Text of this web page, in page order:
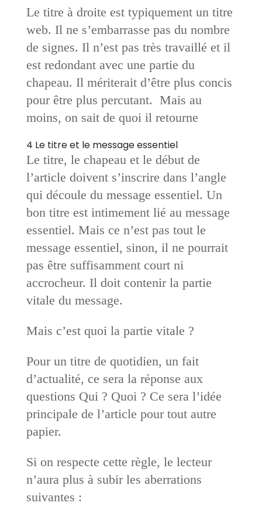
Le titre à droite est typiquement un titre
web. Il ne s’embarrasse pas du nombre
de signes. Il n’est pas très travaillé et il
est redondant avec une partie du
chapeau. Il mériterait d’être plus concis
pour être plus percutant. Mais au
moins, on sait de quoi il retourne
4 Le titre et le message essentiel
Le titre, le chapeau et le début de
l’article doivent s’inscrire dans l’angle
qui ­découle du message essentiel. Un
bon titre est intimement lié au message
essentiel. Mais ce n’est pas tout le
message essentiel, sinon, il ne pourrait
pas être suffisamment court ni
accrocheur. Il doit contenir la partie
vitale du message.
Mais c’est quoi la partie vitale ?
Pour un titre de quotidien, un fait
d’actualité, ce sera la réponse aux
questions Qui ? Quoi ? Ce sera l’idée
principale de l’article pour tout autre
papier.
Si on respecte cette règle, le lecteur
n’aura plus à subir les aberrations
suivantes :